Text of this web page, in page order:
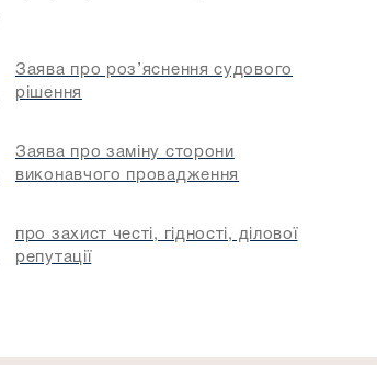
Заява про роз’яснення судового
рішення
Заява про заміну сторони
виконавчого провадження
про захист честі, гідності, ділової
репутації